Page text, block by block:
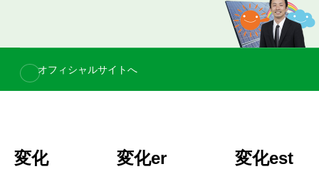
e
オフィシャルサイトへ
変化 変化er 変化est